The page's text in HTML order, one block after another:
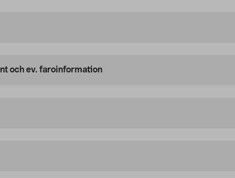
och ev. faroinformation